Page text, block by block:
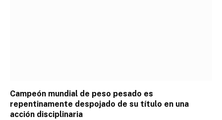
Campeón mundial de peso pesado es
repentinamente despojado de su título en una
acción disciplinaria